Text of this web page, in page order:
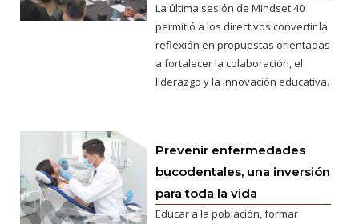
La última sesión de Mindset 40
permitió a los directivos convertir la
reflexión en propuestas orientadas
a fortalecer la colaboración, el
liderazgo y la innovación educativa.
Prevenir enfermedades
bucodentales, una inversión
para toda la vida
Educar a la población, formar